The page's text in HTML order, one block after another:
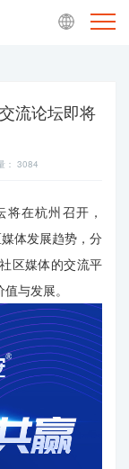
流论坛即将
3084
在杭州召开，
体发展趋势，分
区媒体的交流平
与发展。